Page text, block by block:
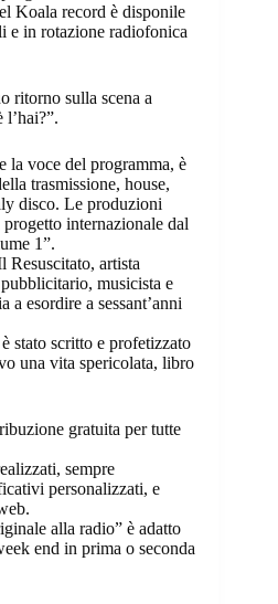
Koala record è disponile
e in rotazione radiofonica
ritorno sulla scena a
l’hai?”.
la voce del programma, è
trasmissione, house,
disco. Le produzioni
internazionale dal
1”.
Resuscitato, artista
musicista e
a esordire a sessant’anni
stato scritto e profetizzato
una vita spericolata, libro
gratuita per tutte
sempre
personalizzati, e
alla radio” è adatto
end in prima o seconda